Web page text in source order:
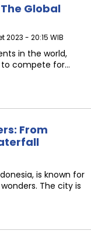
Global
2023 - 20:15 WIB
in the world,
compete for…
From
is known for
The city is